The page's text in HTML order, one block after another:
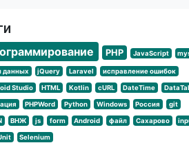
PHP JavaScript
данных jQuery Laravel исправление ошибок
Studio HTML Kotlin cURL DateTime
PHPWord Python Windows Россия git
ВНЖ js form Android файл Сахарово
Selenium